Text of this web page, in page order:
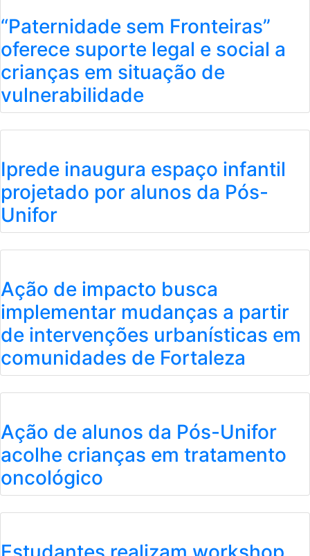
“Paternidade sem Fronteiras”
oferece suporte legal e social a
crianças em situação de
vulnerabilidade
Iprede inaugura espaço infantil
projetado por alunos da Pós-
Unifor
Ação de impacto busca
implementar mudanças a partir
de intervenções urbanísticas em
comunidades de Fortaleza
Ação de alunos da Pós-Unifor
acolhe crianças em tratamento
oncológico